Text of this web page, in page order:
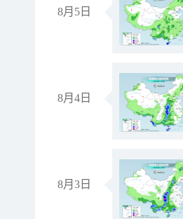
8月5日
8月4日
8月3日